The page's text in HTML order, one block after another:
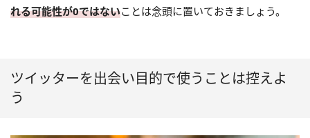
れる可能性が0ではないことは念頭に置いておきましょう。
ツイッターを出会い目的で使うことは控えよ
う